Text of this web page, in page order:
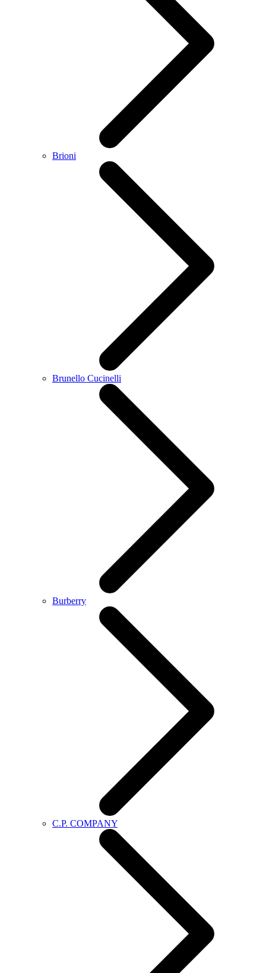
Brioni
Brunello Cucinelli
Burberry
C.P. COMPANY